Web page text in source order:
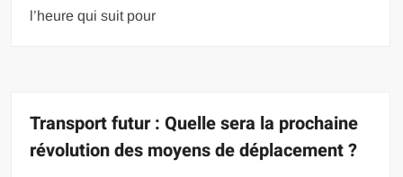
l’heure qui suit pour
Transport futur : Quelle sera la prochaine
révolution des moyens de déplacement ?